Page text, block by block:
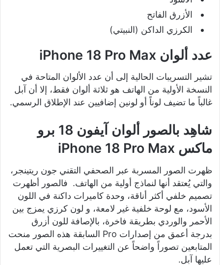
الأزرق الفاتح
الكرزي الداكن (النبيتي)
عدد ألوان iPhone 18 Pro Max
تشير التسريبات الحالية إلى أن عدد الألوان المتاحة في
النسخة الأولية من الهاتف هو ثلاثة ألوان فقط، إلا أن آبل
غالباً ما تضيف لوناً أو لونين إضافيين عند الإطلاق الرسمي.
شاهِد بالصور ألوان آيفون 18 برو
ماكس iPhone 18 Pro Max
ظهرت الصور المسربة عبر الصحفي التقني جون ريتينجر،
والتي يُعتقد أنها لنماذج أولية من الهاتف. فالصور أظهرت
تصميم خلفي أكثر أناقة، وحدة كاميرات داكنة في اللون
الأسود، مع لوحة خلفية غير لامعة، و لون كرزي يمزج بين
الأحمر والوردي بطريقة فاخرة، بالإصافة للون أزرق
بدرجة أعمق من إصدارات Pro السابقة هذه الصور منحت
المتابعين تصوراً واضحاً عن التغييرات البصرية التي تعمل
عليها آبل.